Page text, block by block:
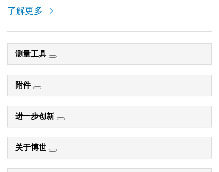
了解更多
测量工具
附件
进一步创新
关于博世